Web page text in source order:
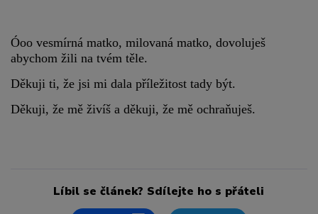
Óoo vesmírná matko, milovaná matko, dovoluješ
abychom žili na tvém těle.
Děkuji ti, že jsi mi dala příležitost tady být.
Děkuji, že mě živíš a děkuji, že mě ochraňuješ.
Líbil se článek? Sdílejte ho s přáteli